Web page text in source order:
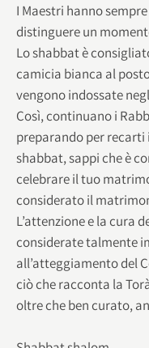
I Maestri hanno
distinguere un
Lo shabbat è
camicia bianca al
vengono indossate
Così, continuano i
preparando per
shabbat, sappi che è
celebrare il tuo
considerato il
L’attenzione e la cura
considerate talmente
all’atteggiamento del
ciò che racconta la
oltre che ben curato,